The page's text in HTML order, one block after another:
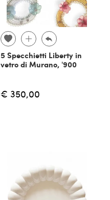
5 Specchietti Liberty in
vetro di Murano, '900
€ 350,00